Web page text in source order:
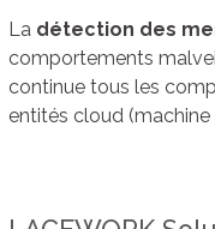
La détection des
comportements
continue tous les
entités cloud (machine